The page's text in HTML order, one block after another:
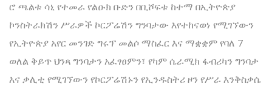
ሮ ጫልቱ ሳኒ የተመራ የልዑክ ቡድን በቢሾፍቱ ከተማ በኢትዮጵያ
ኮንስትራክሽን ሥራዎች ኮርፖሬሽን ግንባታው እየተከናወነ የሚገኘውን
የኢትዮጵያ አየር መንገድ ግሩፕ መልሶ ማስፈር እና ማቋቋም የባለ 7
ወለል ቅይጥ ህንጻ ግንባታን አፈፃፀምን፣ የካም ሴራሚክ ፋብሪካን ግንባታ
እና ቃሊቲ የሚገኘውን የኮርፖሬሽኑን የኢንዱስትሪ ዞን የሥራ እንቅስቃሴ